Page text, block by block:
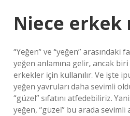
Niece erkek
“Yeğen” ve “yeğen” arasındaki
yeğen anlamına gelir, ancak
erkekler için kullanılır. Ve işte
yeğen yavruları daha sevimli
“güzel” sıfatını atfedebiliriz.
yeğen, “güzel” bu arada sevimli